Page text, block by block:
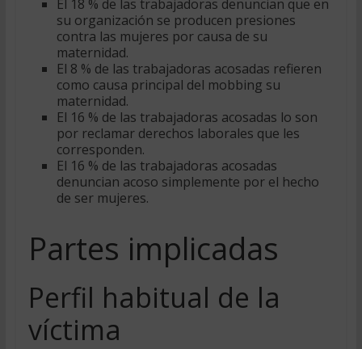
El 18 % de las trabajadoras denuncian que en
su organización se producen presiones
contra las mujeres por causa de su
maternidad.
El 8 % de las trabajadoras acosadas refieren
como causa principal del mobbing su
maternidad.
El 16 % de las trabajadoras acosadas lo son
por reclamar derechos laborales que les
corresponden.
El 16 % de las trabajadoras acosadas
denuncian acoso simplemente por el hecho
de ser mujeres.
Partes implicadas
Perfil habitual de la
víctima